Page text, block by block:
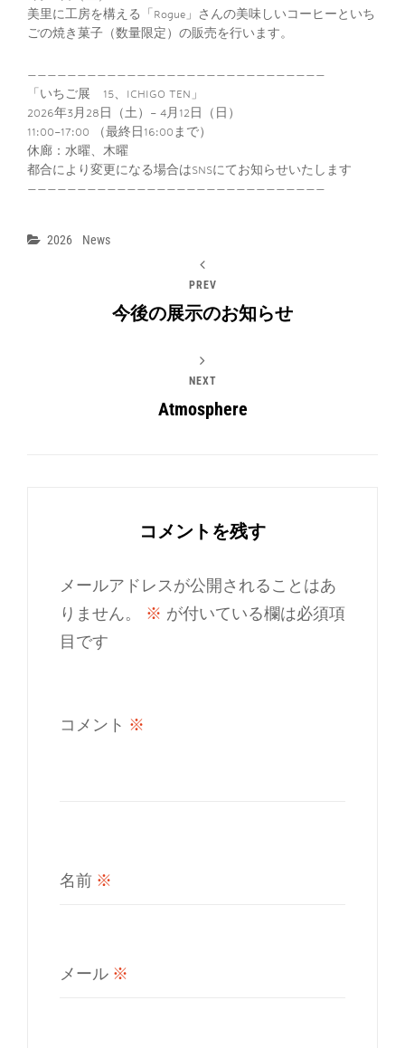
美里に工房を構える「Rogue」さんの美味しいコーヒーといち
ごの焼き菓子（数量限定）の販売を行います。
——————————————————————————————
「いちご展 15、ICHIGO TEN」
2026年3月28日（土）− 4月12日（日）
11:00−17:00 （最終日16:00まで）
休廊：水曜、木曜
都合により変更になる場合はSNSにてお知らせいたします
——————————————————————————————
Categories
2026 News
PREV
今後の展示のお知らせ
NEXT
Atmosphere
コメントを残す
メールアドレスが公開されることはあ
りません。
※ が付いている欄は必須項
目です
コメント ※
名前 ※
メール ※